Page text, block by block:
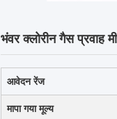
भंवर क्लोरीन गैस प्रवाह
आवेदन रेंज
मापा गया मूल्य